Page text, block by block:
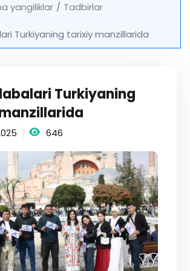
yangiliklar Tadbirlar
Turkiyaning tarixiy manzillarida
Turkiyaning
646